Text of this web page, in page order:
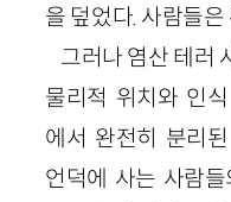
을 덮었다. 사람들
그러나 염산 테러
물리적 위치와 인
에서 완전히 분리
언덕에 사는 사람